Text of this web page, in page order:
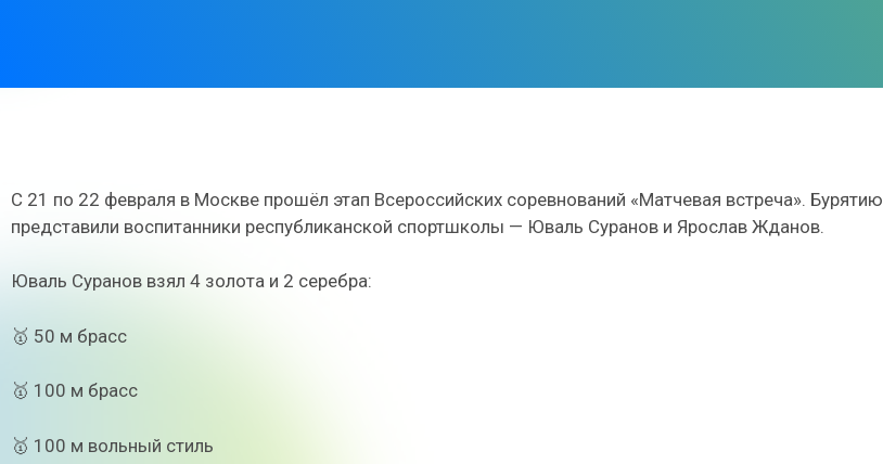
С 21 по 22 февраля в Москве прошёл этап Всероссийских соревнований «Матчевая встреча». Бурятию
представили воспитанники республиканской спортшколы — Юваль Суранов и Ярослав Жданов.
Юваль Суранов взял 4 золота и 2 серебра:
🥇 50 м брасс
🥇 100 м брасс
🥇 100 м вольный стиль